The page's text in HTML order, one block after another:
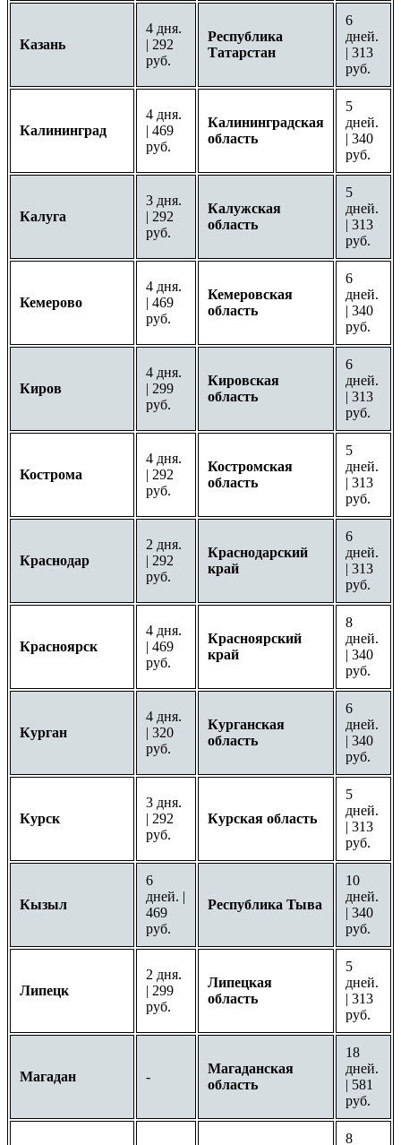
Казань
4 дня.
| 292
руб.
Республика
Татарстан
6
дней.
| 313
руб.
Калининград
4 дня.
| 469
руб.
Калининградская
область
5
дней.
| 340
руб.
Калуга
3 дня.
| 292
руб.
Калужская
область
5
дней.
| 313
руб.
Кемерово
4 дня.
| 469
руб.
Кемеровская
область
6
дней.
| 340
руб.
Киров
4 дня.
| 299
руб.
Кировская
область
6
дней.
| 313
руб.
Кострома
4 дня.
| 292
руб.
Костромская
область
5
дней.
| 313
руб.
Краснодар
2 дня.
| 292
руб.
Краснодарский
край
6
дней.
| 313
руб.
Красноярск
4 дня.
| 469
руб.
Красноярский
край
8
дней.
| 340
руб.
Курган
4 дня.
| 320
руб.
Курганская
область
6
дней.
| 340
руб.
Курск
3 дня.
| 292
руб.
Курская область
5
дней.
| 313
руб.
Кызыл
6
дней. |
469
руб.
Республика Тыва
10
дней.
| 340
руб.
Липецк
2 дня.
| 299
руб.
Липецкая
область
5
дней.
| 313
руб.
Магадан -
Магаданская
область
18
дней.
| 581
руб.
8